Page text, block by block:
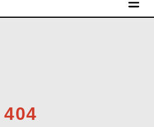
404